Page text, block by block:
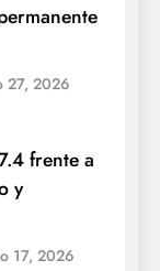
27, 2026
frente a
y
17, 2026